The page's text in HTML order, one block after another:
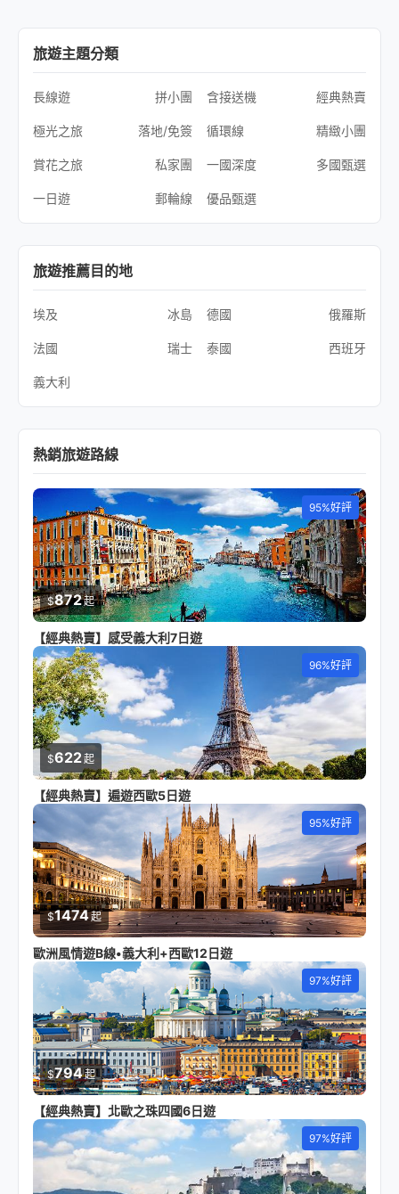
旅遊主題分類
長線遊 拼小團 含接送機 經典熱賣
極光之旅 落地/免簽 循環線 精緻小團
賞花之旅 私家團 一國深度 多國甄選
一日遊 郵輪線 優品甄選
旅遊推薦目的地
埃及 冰島 德國 俄羅斯
法國 瑞士 泰國 西班牙
義大利
熱銷旅遊路線
95%好評
$872起
【經典熱賣】感受義大利7日遊
96%好評
$622起
【經典熱賣】遍遊西歐5日遊
95%好評
$1474起
歐洲風情遊B線•義大利+西歐12日遊
97%好評
$794起
【經典熱賣】北歐之珠四國6日遊
97%好評